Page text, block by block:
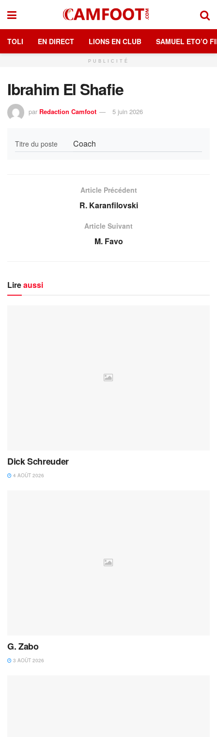
TOLI EN DIRECT LIONS EN CLUB SAMUEL ETO’O
PUBLICITÉ
Ibrahim El Shafie
par Redaction Camfoot 5 juin 2026
Titre du poste Coach
Article Précédent
R. Karanfilovski
Article Suivant
M. Favo
Lireaussi
Dick Schreuder
4 AOÛT 2026
G. Zabo
3 AOÛT 2026